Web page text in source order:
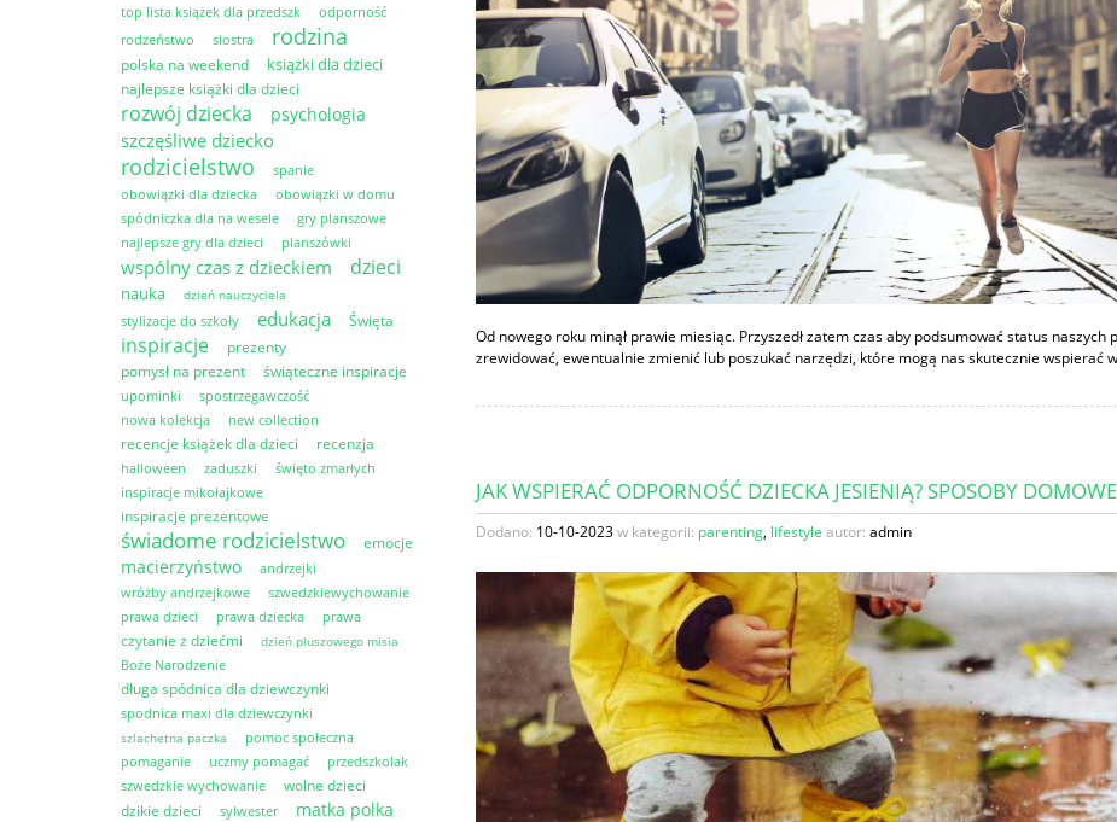
top lista książek dla przedszk
odporność
rodzeństwo
siostra rodzina
polska na weekend książki dla dzieci
najlepsze książki dla dzieci
rozwój dziecka psychologia
szczęśliwe dziecko
rodzicielstwo
spanie
obowiązki dla dziecka
obowiązki w domu
spódniczka dla na wesele
gry planszowe
najlepsze gry dla dzieci
planszówki
wspólny czas z dzieckiem dzieci
nauka dzień nauczyciela
stylizacje do szkoły edukacja Święta
inspiracje
prezenty
pomysł na prezent
świąteczne inspiracje
upominki
spostrzegawczość
nowa kolekcja
new collection
recencje książek dla dzieci recenzja
halloween zaduszki
święto zmarłych
inspiracje mikołajkowe
inspiracje prezentowe
świadome rodzicielstwo emocje
macierzyństwo
andrzejki
wróżby andrzejkowe
szwedzkiewychowanie
prawa dzieci
prawa dziecka prawa
czytanie z dziećmi dzień pluszowego misia
Boże Narodzenie
długa spódnica dla dziewczynki
spodnica maxi dla dziewczynki
szlachetna paczka
pomoc społeczna
pomaganie
uczmy pomagać
przedszkolak
szwedzkie wychowanie
wolne dzieci
dzikie dzieci
sylwester matka polka
Od nowego roku minął prawie miesiąc. Przyszedł zatem czas aby podsumować status
zrewidować, ewentualnie zmienić lub poszukać narzędzi, które mogą nas skutecznie wspierać
JAK WSPIERAĆ ODPORNOŚĆ DZIECKA JESIENIĄ? SPOSOBY
Dodano: 10-10-2023w kategorii: parenting, lifestyle autor: admin